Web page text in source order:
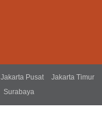
Jakarta Pusat
Jakarta Timur
Surabaya